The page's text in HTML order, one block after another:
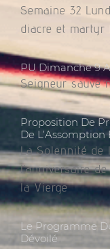
Semaine 32
diacre et martyr
PU Dimanche 9
Seigneur sauve
Proposition De
De
La Solennité de
l’anniversaire
la Vierge
Le Programme
Dévoilé